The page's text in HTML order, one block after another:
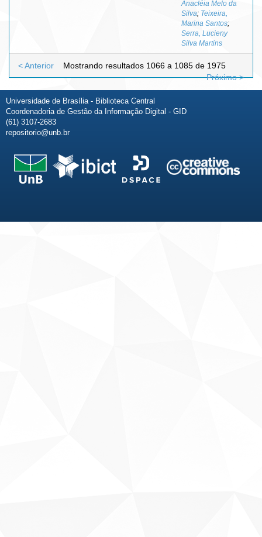
Anacléia Melo da
Silva; Teixeira,
Marina Santos;
Serra, Lucieny
Silva Martins
Mostrando resultados 1066 a 1085 de 1975
< Anterior
Próximo >
Universidade de Brasília - Biblioteca Central
Coordenadoria de Gestão da Informação Digital - GID
(61) 3107-2683
repositorio@unb.br